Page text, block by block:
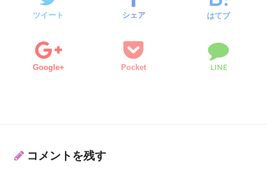
ツイート シェア はてブ
Google+ Pocket LINE
コメントを残す